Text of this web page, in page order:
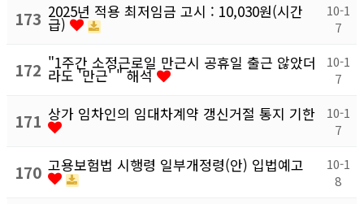
173 2025년 적용 최저임금 고시 : 10,030원(시간
급)
10-1
7
172 "1주간 소정근로일 만근시 공휴일 출근 않았더
라도 '만근' " 해석
10-1
7
171 상가 임차인의 임대차계약 갱신거절 통지 기한
10-1
7
170 고용보험법 시행령 일부개정령(안) 입법예고
10-1
8